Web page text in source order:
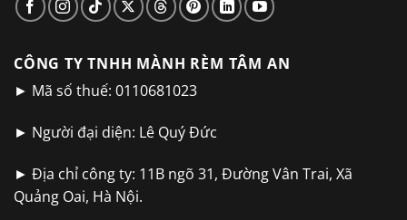
CÔNG TY TNHH MÀNH RÈM TÂM AN
► Mã số thuế: 0110681023
► Người đại diện: Lê Quý Đức
► Địa chỉ công ty: 11B ngõ 31, Đường Vân Trai, Xã
Quảng Oai, Hà Nội.